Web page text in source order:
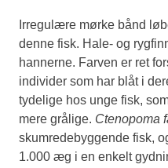
Irregulære mørke bånd
denne fisk. Hale- og
hannerne. Farven er ret
individer som har blåt i
tydelige hos unge fisk,
mere grålige. Ctenopoma
skumredebyggende fisk,
1.000 æg i en enkelt